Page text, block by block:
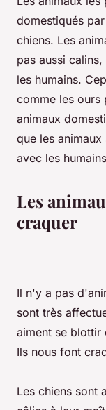
domestiqués
chiens. Les
pas aussi
les humains.
comme les ours
animaux
que les
avec les
Les
craquer
Il n'y a pas
sont très
aiment se blottir
Ils nous font
Les chiens sont